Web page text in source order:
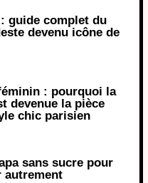
guide complet du
devenu icône de
: pourquoi la
devenue la pièce
chic parisien
sans sucre pour
autrement